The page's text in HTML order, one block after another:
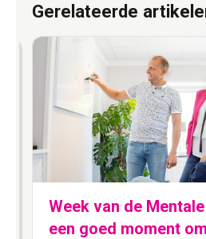
Gerelateerde
Week van de
een goed moment